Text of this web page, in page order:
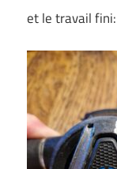
et le travail fini: